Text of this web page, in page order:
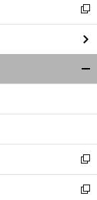
く
新
し
い
ウ
ィ
ン
ウ
開
く
新
し
い
新